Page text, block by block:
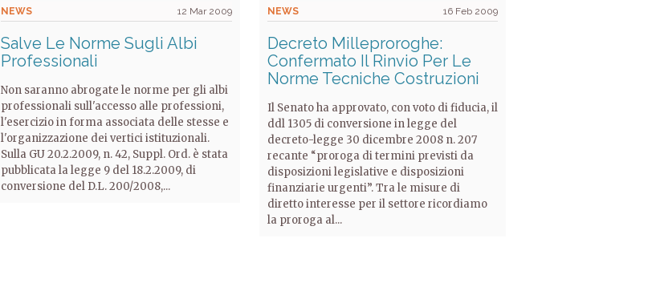
NEWS 12 Mar 2009
Salve Le Norme Sugli Albi
Professionali
Non saranno abrogate le norme per gli albi
professionali sull'accesso alle professioni,
l'esercizio in forma associata delle stesse e
l'organizzazione dei vertici istituzionali.
Sulla GU 20.2.2009, n. 42, Suppl. Ord. è stata
pubblicata la legge 9 del 18.2.2009, di
conversione del D.L. 200/2008,...
NEWS 16 Feb 2009
Decreto Milleproroghe:
Confermato Il Rinvio Per Le
Norme Tecniche Costruzioni
Il Senato ha approvato, con voto di fiducia, il
ddl 1305 di conversione in legge del
decreto-legge 30 dicembre 2008 n. 207
recante “proroga di termini previsti da
disposizioni legislative e disposizioni
finanziarie urgenti”. Tra le misure di
diretto interesse per il settore ricordiamo
la proroga al...